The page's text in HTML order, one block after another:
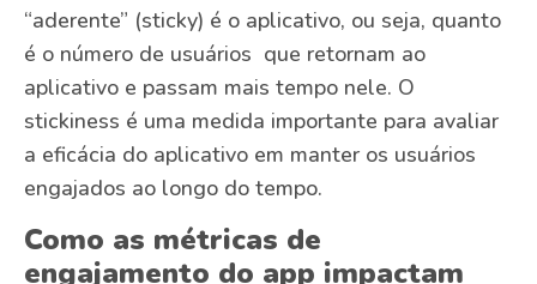
“aderente” (sticky) é o aplicativo, ou seja, quanto
é o número de usuários que retornam ao
aplicativo e passam mais tempo nele. O
stickiness é uma medida importante para avaliar
a eficácia do aplicativo em manter os usuários
engajados ao longo do tempo.
Como as métricas de
engajamento do app impactam